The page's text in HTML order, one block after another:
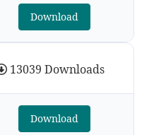
Download
13039 Downloads
Download